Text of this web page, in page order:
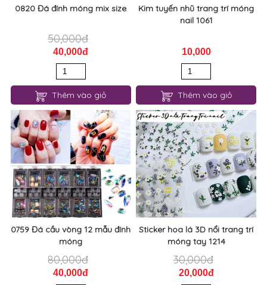
0820 Đá đính móng mix size
50,000đ
40,000đ
Thêm vào giỏ
Kim tuyến nhũ trang trí móng
nail 1061
10,000
Thêm vào giỏ
0759 Đá cầu vòng 12 mẫu đính
móng
80,000đ
40,000đ
Sticker hoa lá 3D nổi trang trí
móng tay 1214
30,000đ
20,000đ